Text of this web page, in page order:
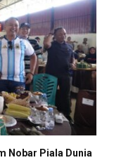
Nobar Piala Dunia